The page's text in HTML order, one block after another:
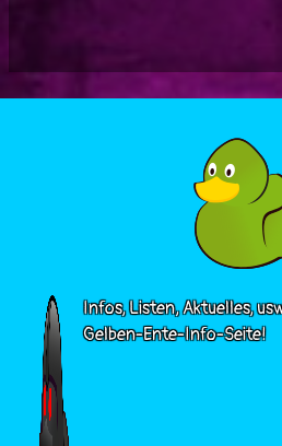
Infos, Listen, Aktuelles,
Gelben-Ente-Info-Seite!